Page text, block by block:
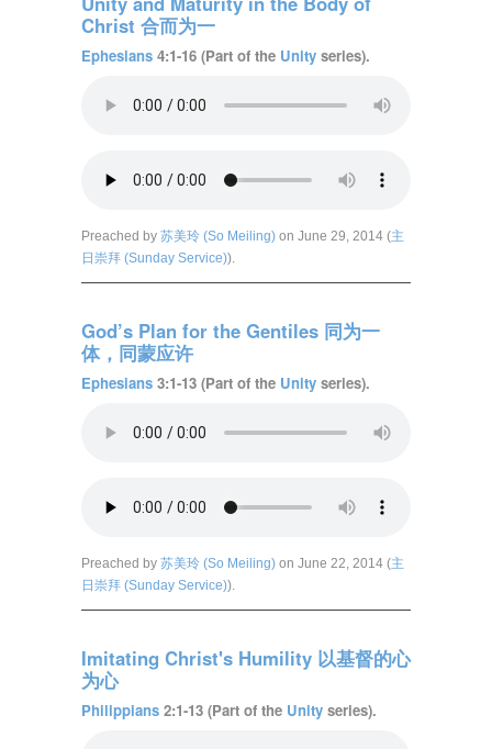
Christ 合而为一
Ephesians 4:1-16 (Part of the Unity series).
Preached by 苏美玲 (So Meiling) on June 29, 2014 (主
日崇拜 (Sunday Service)).
God’s Plan for the Gentiles 同为一
体，同蒙应许
Ephesians 3:1-13 (Part of the Unity series).
Preached by 苏美玲 (So Meiling) on June 22, 2014 (主
日崇拜 (Sunday Service)).
Imitating Christ's Humility 以基督的心
为心
Philippians 2:1-13 (Part of the Unity series).